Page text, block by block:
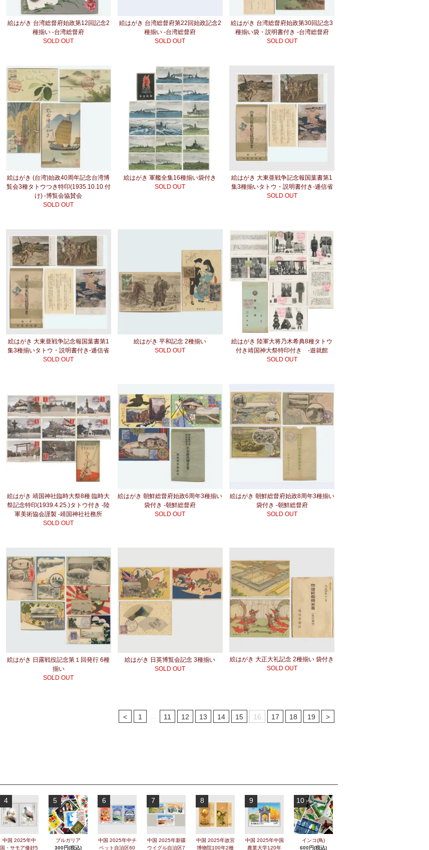
絵はがき 台湾総督府始政第12回記念2
種揃い -台湾総督府
SOLD OUT
絵はがき 台湾総督府第22回始政記念2
種揃い -台湾総督府
SOLD OUT
絵はがき 台湾総督府始政第30回記念3
種揃い袋・説明書付き -台湾総督府
SOLD OUT
絵はがき (台湾)始政40周年記念台湾博
覧会3種タトウつき特印(1935.10.10.付
け) -博覧会協賛会
SOLD OUT
絵はがき 軍艦全集16種揃い袋付き
SOLD OUT
絵はがき 大東亜戦争記念報国葉書第1
集3種揃いタトウ・説明書付き-逓信省
SOLD OUT
絵はがき 大東亜戦争記念報国葉書第1
集3種揃いタトウ・説明書付き-逓信省
SOLD OUT
絵はがき 平和記念 2種揃い
SOLD OUT
絵はがき 陸軍大将乃木希典8種タトウ
付き靖国神大祭特印付き -遊就館
SOLD OUT
絵はがき 靖国神社臨時大祭8種 臨時大
祭記念特印(1939.4.25.)タトウ付き -陸
軍美術協会謹製 -靖国神社社務所
SOLD OUT
絵はがき 朝鮮総督府始政6周年3種揃い
袋付き -朝鮮総督府
SOLD OUT
絵はがき 朝鮮総督府始政8周年3種揃い
袋付き -朝鮮総督府
SOLD OUT
絵はがき 日露戦役記念第１回発行 6種
揃い
SOLD OUT
絵はがき 日英博覧会記念 3種揃い
SOLD OUT
絵はがき 大正大礼記念 2種揃い 袋付き
SOLD OUT
< 1 11 12 13 14 15 16 17 18 19 >
4
中国 2025年中
国・サモア修好5
5
ブルガリア
300円(税込)
6
中国 2025年中チ
ベット自治区60
7
中国 2025年新疆
ウイグル自治区7
8
中国 2025年故宮
博物院100年2種
9
中国 2025年中国
農業大学120年
10
インコ(鳥)
600円(税込)